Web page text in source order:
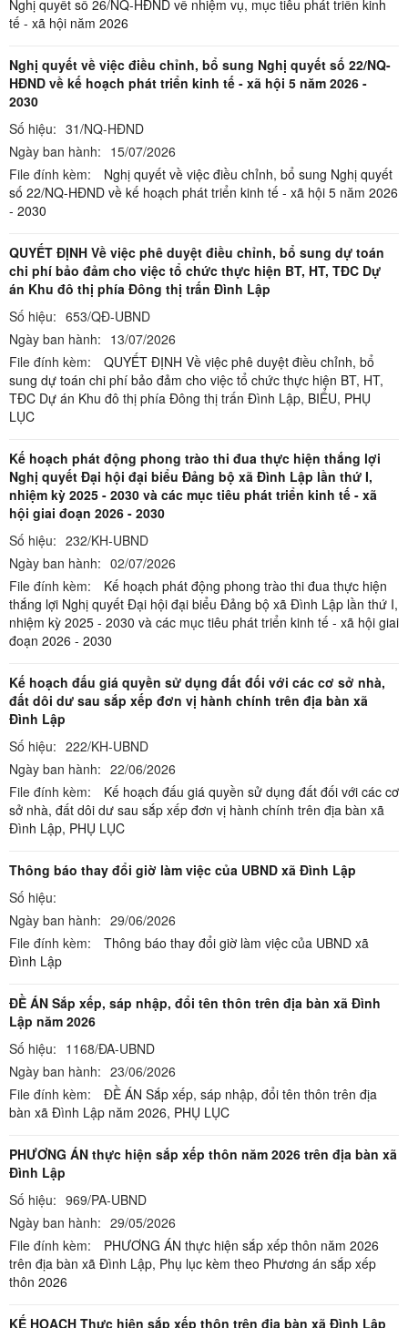
Nghị quyết số 26/NQ-HĐND về nhiệm vụ, mục tiêu phát triển kinh
tế - xã hội năm 2026
Nghị quyết về việc điều chỉnh, bổ sung Nghị quyết số 22/NQ-
HĐND về kế hoạch phát triển kinh tế - xã hội 5 năm 2026 -
2030
Số hiệu: 31/NQ-HĐND
Ngày ban hành: 15/07/2026
File đính kèm:
Nghị quyết về việc điều chỉnh, bổ sung Nghị quyết
số 22/NQ-HĐND về kế hoạch phát triển kinh tế - xã hội 5 năm 2026
- 2030
QUYẾT ĐỊNH Về việc phê duyệt điều chỉnh, bổ sung dự toán
chi phí bảo đảm cho việc tổ chức thực hiện BT, HT, TĐC Dự
án Khu đô thị phía Đông thị trấn Đình Lập
Số hiệu: 653/QĐ-UBND
Ngày ban hành: 13/07/2026
File đính kèm:
QUYẾT ĐỊNH Về việc phê duyệt điều chỉnh, bổ
sung dự toán chi phí bảo đảm cho việc tổ chức thực hiện BT, HT,
TĐC Dự án Khu đô thị phía Đông thị trấn Đình Lập, BIỂU, PHỤ
LỤC
Kế hoạch phát động phong trào thi đua thực hiện thắng lợi
Nghị quyết Đại hội đại biểu Đảng bộ xã Đình Lập lần thứ I,
nhiệm kỳ 2025 - 2030 và các mục tiêu phát triển kinh tế - xã
hội giai đoạn 2026 - 2030
Số hiệu: 232/KH-UBND
Ngày ban hành: 02/07/2026
File đính kèm:
Kế hoạch phát động phong trào thi đua thực hiện
thắng lợi Nghị quyết Đại hội đại biểu Đảng bộ xã Đình Lập lần thứ I,
nhiệm kỳ 2025 - 2030 và các mục tiêu phát triển kinh tế - xã hội giai
đoạn 2026 - 2030
Kế hoạch đấu giá quyền sử dụng đất đối với các cơ sở nhà,
đất dôi dư sau sắp xếp đơn vị hành chính trên địa bàn xã
Đình Lập
Số hiệu: 222/KH-UBND
Ngày ban hành: 22/06/2026
File đính kèm:
Kế hoạch đấu giá quyền sử dụng đất đối với các cơ
sở nhà, đất dôi dư sau sắp xếp đơn vị hành chính trên địa bàn xã
Đình Lập, PHỤ LỤC
Thông báo thay đổi giờ làm việc của UBND xã Đình Lập
Số hiệu:
Ngày ban hành: 29/06/2026
File đính kèm:
Thông báo thay đổi giờ làm việc của UBND xã
Đình Lập
ĐỀ ÁN Sắp xếp, sáp nhập, đổi tên thôn trên địa bàn xã Đình
Lập năm 2026
Số hiệu: 1168/ĐA-UBND
Ngày ban hành: 23/06/2026
File đính kèm:
ĐỀ ÁN Sắp xếp, sáp nhập, đổi tên thôn trên địa
bàn xã Đình Lập năm 2026, PHỤ LỤC
PHƯƠNG ÁN thực hiện sắp xếp thôn năm 2026 trên địa bàn xã
Đình Lập
Số hiệu: 969/PA-UBND
Ngày ban hành: 29/05/2026
File đính kèm:
PHƯƠNG ÁN thực hiện sắp xếp thôn năm 2026
trên địa bàn xã Đình Lập, Phụ lục kèm theo Phương án sắp xếp
thôn 2026
KẾ HOẠCH Thực hiện sắp xếp thôn trên địa bàn xã Đình Lập